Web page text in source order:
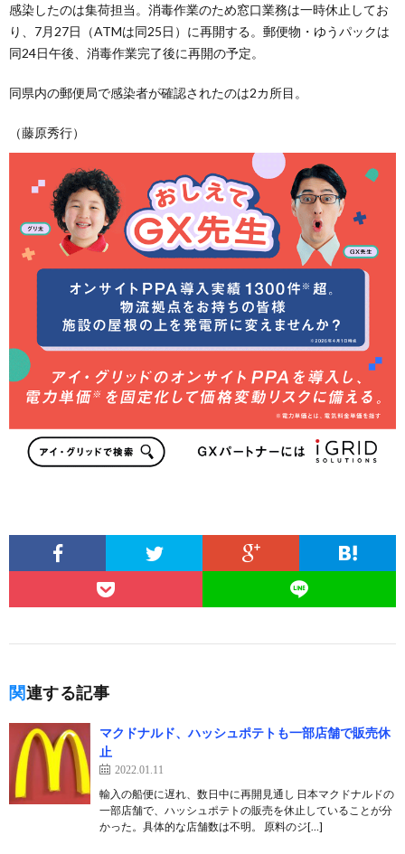
感染したのは集荷担当。消毒作業のため窓口業務は一時休止してお
り、7月27日（ATMは同25日）に再開する。郵便物・ゆうパックは
同24日午後、消毒作業完了後に再開の予定。
同県内の郵便局で感染者が確認されたのは2カ所目。
（藤原秀行）
関連する記事
マクドナルド、ハッシュポテトも一部店舗で販売休
止
2022.01.11
輸入の船便に遅れ、数日中に再開見通し 日本マクドナルドの
一部店舗で、ハッシュポテトの販売を休止していることが分
かった。具体的な店舗数は不明。 原料のジ[…]